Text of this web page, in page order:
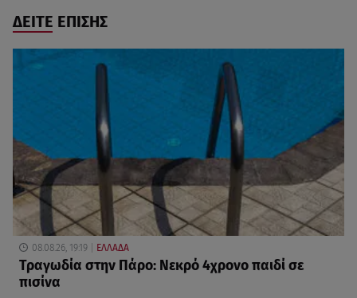
ΔΕΙΤΕ ΕΠΙΣΗΣ
08.08.26, 19:19 ΕΛΛΑΔΑ
Τραγωδία στην Πάρο: Νεκρό 4χρονο παιδί σε
πισίνα